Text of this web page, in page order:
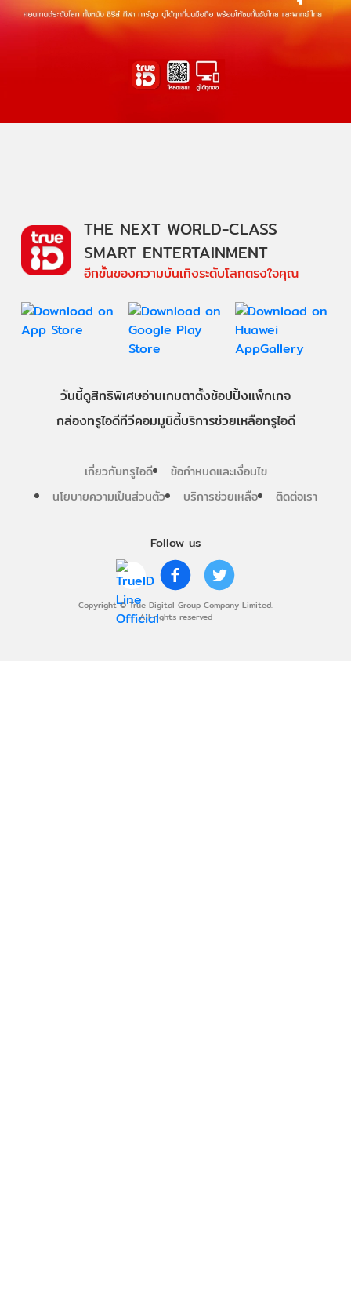
Follow us
Copyright © True Digital Group Company Limited.
All rights reserved
THE NEXT WORLD-CLASS
SMART ENTERTAINMENT
อีกขั้นของความบันเทิงระดับโลกตรงใจคุณ
วันนี้ดูสิทธิพิเศษอ่านเกมตาตั้งช้อปปิ้งแพ็กเกจ
กล่องทรูไอดีทีวีคอมมูนิตี้บริการช่วยเหลือทรูไอดี
เกี่ยวกับทรูไอดี
ข้อกำหนดและเงื่อนไข
นโยบายความเป็นส่วนตัว
บริการช่วยเหลือ ติดต่อเรา